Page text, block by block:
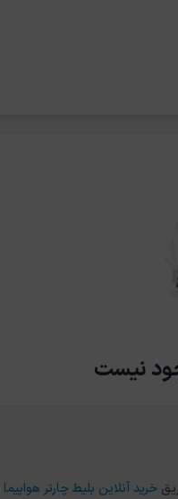
نیست
خرید آنلاین بلیط چارتر هواپیما